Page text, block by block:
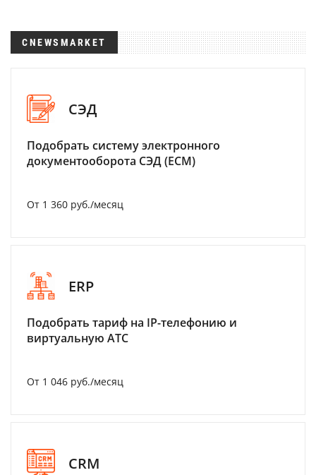
CNEWSMARKET
СЭД
Подобрать систему электронного
документооборота СЭД (ECM)
От 1 360 руб./месяц
ERP
Подобрать тариф на IP-телефонию и
виртуальную АТС
От 1 046 руб./месяц
CRM